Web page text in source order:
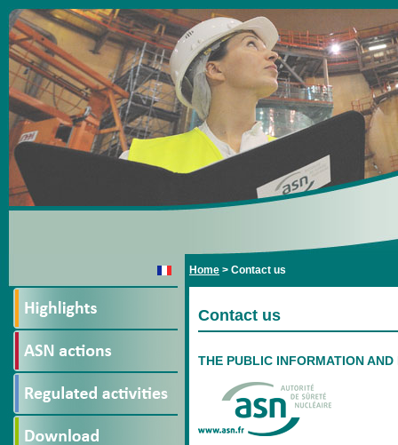
Home > Contact us
Contact us
THE PUBLIC INFORMATION